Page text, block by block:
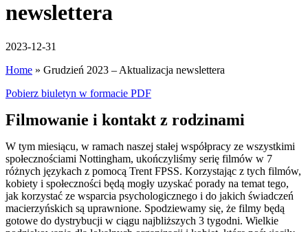
newslettera
2023-12-31
Home » Grudzień 2023 – Aktualizacja newslettera
Pobierz biuletyn w formacie PDF
Filmowanie i kontakt z rodzinami
W tym miesiącu, w ramach naszej stałej współpracy ze wszystkimi
społecznościami Nottingham, ukończyliśmy serię filmów w 7
różnych językach z pomocą Trent FPSS. Korzystając z tych filmów,
kobiety i społeczności będą mogły uzyskać porady na temat tego,
jak korzystać ze wsparcia psychologicznego i do jakich świadczeń
macierzyńskich są uprawnione. Spodziewamy się, że filmy będą
gotowe do dystrybucji w ciągu najbliższych 3 tygodni. Wielkie